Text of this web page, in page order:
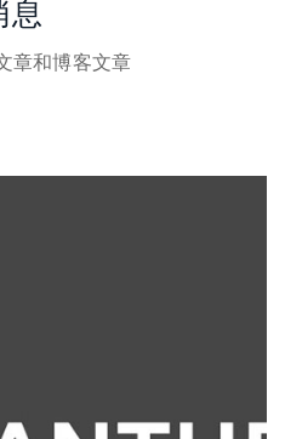
息
章和博客文章